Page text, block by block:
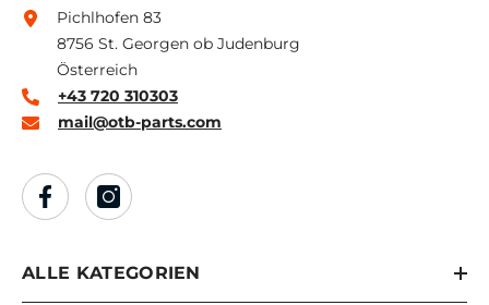
Pichlhofen 83
8756 St. Georgen ob Judenburg
Österreich
+43 720 310303
mail@otb-parts.com
ALLE KATEGORIEN